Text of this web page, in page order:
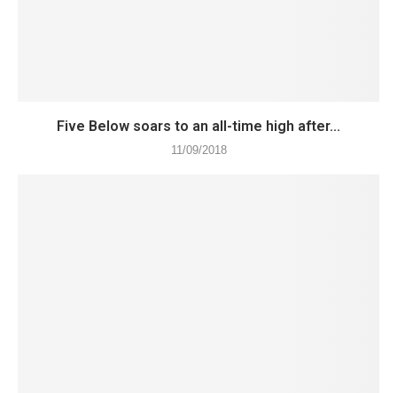
Five Below soars to an all-time high after...
11/09/2018